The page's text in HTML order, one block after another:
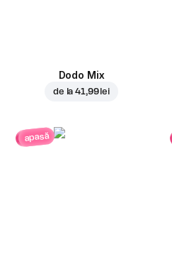
Dodo Mix
de la41,99 lei
apasă